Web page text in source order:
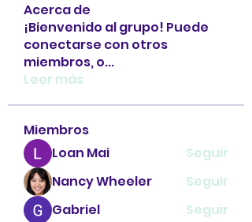
Acerca de
¡Bienvenido al grupo! Puede
conectarse con otros
miembros, o...
Leer más
Miembros
Loan Mai
Seguir
Nancy Wheeler
Seguir
Gabriel
Seguir